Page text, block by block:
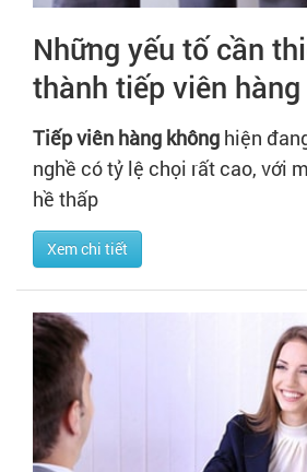
Những yếu tố cần
thành tiếp viên
Tiếp viên hàng không hiện
nghề có tỷ lệ chọi rất cao, với
hề thấp
Xem chi tiết